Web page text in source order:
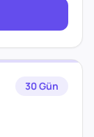
30 Gün